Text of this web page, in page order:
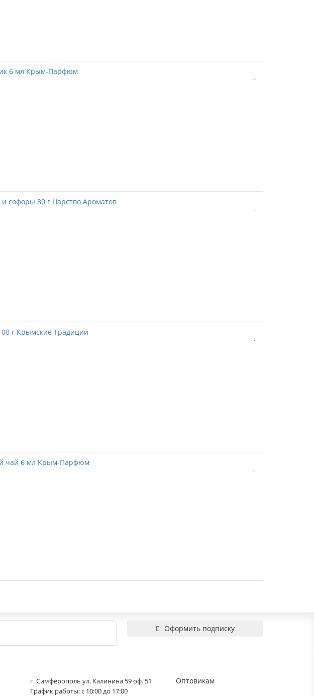
Оформить подписку
г. Симферополь ул. Калинина 59 оф. 51
График работы: с 10:00 до 17:00
Оптовикам